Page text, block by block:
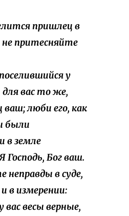
пришлец в
не притесняйте
у
для вас то же,
люби его, как
были
в земле
Господь, Бог ваш.
неправды в суде,
и в измерении:
вас весы верные,